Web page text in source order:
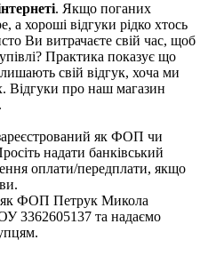
. Якщо поганих
а хороші відгуки рідко хтось
Ви витрачаєте свій час, щоб
Практика показує що
свій відгук, хоча ми
Відгуки про наш магазин
.
як ФОП чи
надати банківський
оплати/передплати, якщо
ФОП Петрук Микола
3362605137 та надаємо